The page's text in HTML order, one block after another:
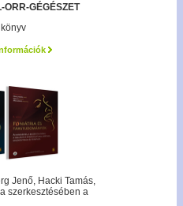
ORR-GÉGÉSZET
Jenő, Hacki Tamás,
szerkesztésében a